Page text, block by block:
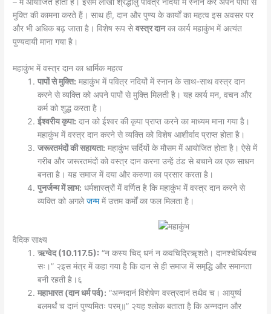
मुक्ति की कामना करते हैं। साथ ही, दान और पुण्य के कार्यों का महत्व इस अवसर पर
और भी अधिक बढ़ जाता है। विशेष रूप सेवस्त्र दानका कार्य महाकुंभ में अत्यंत
पुण्यदायी माना गया है।
महाकुंभ में वस्त्र दान का धार्मिक महत्व
पापों से मुक्ति: महाकुंभ में पवित्र नदियों में स्नान के साथ-साथ वस्त्र दान
करने से व्यक्ति को अपने पापों से मुक्ति मिलती है। यह कार्य मन, वचन और
कर्म को शुद्ध करता है।
ईश्वरीय कृपा: दान को ईश्वर की कृपा प्राप्त करने का माध्यम माना गया है।
महाकुंभ में वस्त्र दान करने से व्यक्ति को विशेष आशीर्वाद प्राप्त होता है।
जरूरतमंदों की सहायता: महाकुंभ सर्दियों के मौसम में आयोजित होता है। ऐसे में
गरीब और जरूरतमंदों को वस्त्र दान करना उन्हें ठंड से बचाने का एक साधन
बनता है। यह समाज में दया और करुणा का प्रसार करता है।
पुनर्जन्म में लाभ: धर्मशास्त्रों में वर्णित है कि महाकुंभ में वस्त्र दान करने से
व्यक्ति को अगलेजन्ममें उत्तम कर्मों का फल मिलता है।
वैदिक साक्ष्य
ऋग्वेद (10.117.5): “न कस्य चिद् धनं न कवचिद्रिॠशते। दानश्चेधिर्यश्च
सः।” २इस मंत्र में कहा गया है कि दान से ही समाज में समृद्धि और समानता
बनी रहती है।६
महाभारत (दान धर्म पर्व): “अन्नदानं विशेषेण वस्त्रदानं तथैव च। आयुष्यं
बलमर्थं च दानं पुण्यमितः परम्॥” २यह श्लोक बताता है कि अन्नदान और